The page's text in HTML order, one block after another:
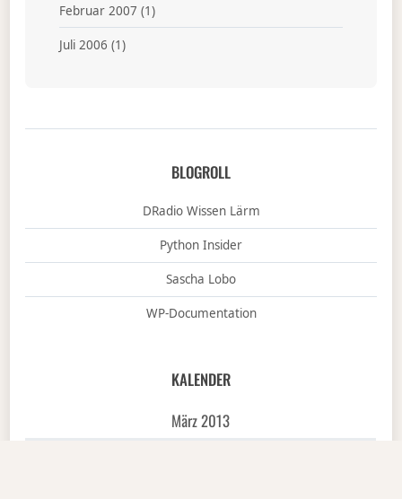
Februar 2007 (1)
Juli 2006 (1)
BLOGROLL
DRadio Wissen Lärm
Python Insider
Sascha Lobo
WP-Documentation
KALENDER
März 2013